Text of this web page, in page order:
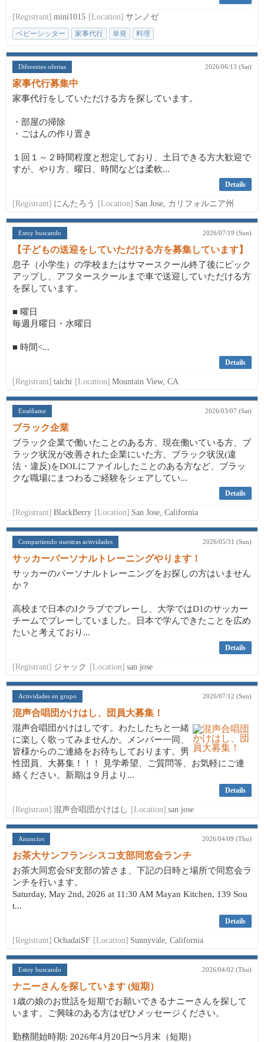
[Registrant] mini1015 [Location] サンノゼ
ベビーシッター 家事代行 単発 料理
Diferentes ofertas 2026/06/13 (Sat)
家事代行募集中
家事代行をしていただける方を探しています。
・部屋の掃除
・ごはんの作り置き
１回１～２時間程度と想定しており、土日できる方大歓迎で
すが、やり方、曜日、時間などは柔軟...
Details
[Registrant] にんたろう [Location] San Jose, カリフォルニア州
Estoy buscando 2026/07/19 (Sun)
【子どもの送迎をしていただける方を募集しています】
息子（小学生）の学校またはサマースクール終了後にピック
アップし、アフタースクールまで車で送迎していただける方
を探しています。
■ 曜日
毎週月曜日・水曜日
■ 時間<...
Details
[Registrant] taichi [Location] Mountain View, CA
Enséñame 2026/03/07 (Sat)
ブラック企業
ブラック企業で働いたことのある方、現在働いている方、ブ
ラック状況が改善された企業にいた方、ブラック状況(違
法・違反)をDOLにファイルしたことのある方など、ブラッ
クな職場にまつわるご経験をシェアしてい...
Details
[Registrant] BlackBerry [Location] San Jose, California
Compartiendo nuestras actividades 2026/05/31 (Sun)
サッカーパーソナルトレーニングやります！
サッカーのパーソナルトレーニングをお探しの方はいません
か？
高校まで日本のJクラブでプレーし、大学ではD1のサッカー
チームでプレーしていました。日本で学んできたことを広め
たいと考えており...
Details
[Registrant] ジャック [Location] san jose
Actividades en grupo 2026/07/12 (Sun)
混声合唱団かけはし、団員大募集！
混声合唱団かけはしです。わたしたちと一緒
に楽しく歌ってみませんか。メンバー一同、
皆様からのご連絡をお待ちしております。男
性団員、大募集！！！ 見学希望、ご質問等、お気軽にご連
絡ください。新期は９月より...
Details
[Registrant] 混声合唱団かけはし [Location] san jose
Anuncios 2026/04/09 (Thu)
お茶大サンフランシスコ支部同窓会ランチ
お茶大同窓会SF支部の皆さま、下記の日時と場所で同窓会ラ
ンチを行います。
Saturday, May 2nd, 2026 at 11:30 AM Mayan Kitchen, 139 Sou
t...
Details
[Registrant] OchadaiSF [Location] Sunnyvale, California
Estoy buscando 2026/04/02 (Thu)
ナニーさんを探しています (短期）
1歳の娘のお世話を短期でお願いできるナニーさんを探して
います。ご興味のある方はぜひメッセージください。
勤務開始時期: 2026年4月20日〜5月末（短期）